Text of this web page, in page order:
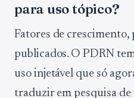
para uso tópico?
Fatores de crescimento,
publicados. O PDRN
uso injetável que só
traduzir em pesquisa